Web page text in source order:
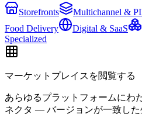
Storefronts
Multichannel &
Food Delivery
Digital & SaaS
Specialized
マーケットプレイスを閲覧する
あらゆるプラットフォームにわ
ネクタ — バージョンが一致した